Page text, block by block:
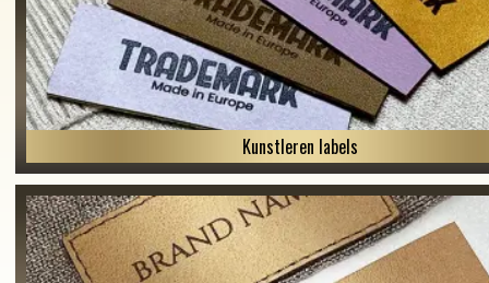
Kunstleren labels